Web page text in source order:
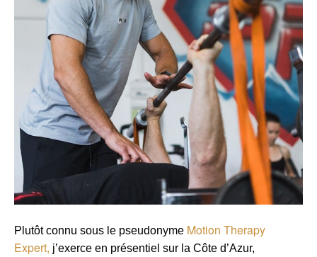
Plutôt connu sous le pseudonyme Motion Therapy
Expert, j’exerce en présentiel sur la Côte d’Azur,